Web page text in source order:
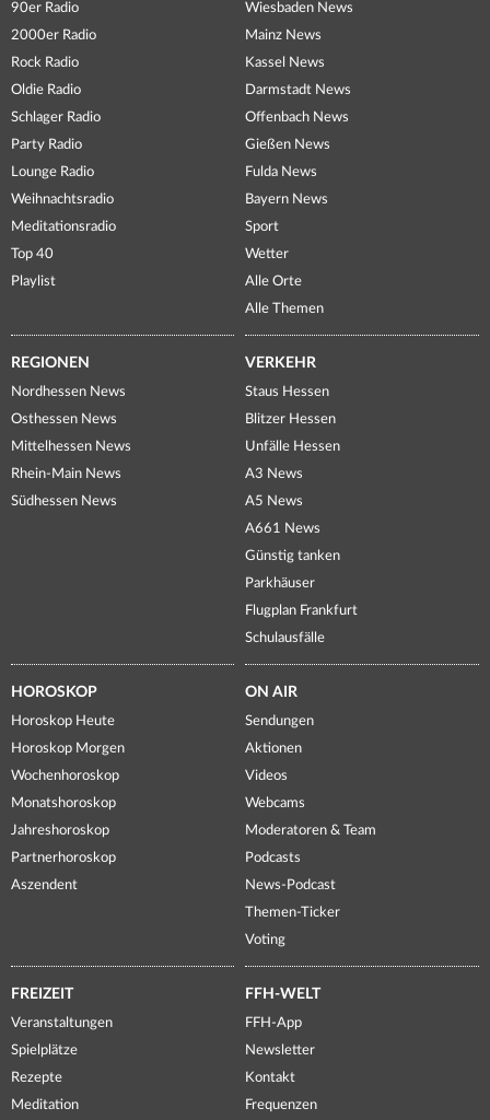
90er Radio
2000er Radio
Rock Radio
Oldie Radio
Schlager Radio
Party Radio
Lounge Radio
Weihnachtsradio
Meditationsradio
Top 40
Playlist
Wiesbaden News
Mainz News
Kassel News
Darmstadt News
Offenbach News
Gießen News
Fulda News
Bayern News
Sport
Wetter
Alle Orte
Alle Themen
REGIONEN
Nordhessen News
Osthessen News
Mittelhessen News
Rhein-Main News
Südhessen News
VERKEHR
Staus Hessen
Blitzer Hessen
Unfälle Hessen
A3 News
A5 News
A661 News
Günstig tanken
Parkhäuser
Flugplan Frankfurt
Schulausfälle
HOROSKOP
Horoskop Heute
Horoskop Morgen
Wochenhoroskop
Monatshoroskop
Jahreshoroskop
Partnerhoroskop
Aszendent
ON AIR
Sendungen
Aktionen
Videos
Webcams
Moderatoren & Team
Podcasts
News-Podcast
Themen-Ticker
Voting
FREIZEIT
Veranstaltungen
Spielplätze
Rezepte
Meditation
FFH-WELT
FFH-App
Newsletter
Kontakt
Frequenzen